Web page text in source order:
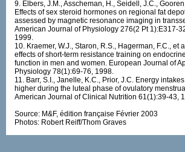
9. Elbers, J.M., Asscheman, H., Seidell, J.C.,
Effects of sex steroid hormones on regional fat
assessed by magnetic resonance imaging in
American Journal of Physiology 276(2 Pt 1):E317-
1999.
10. Kraemer, W.J., Staron, R.S., Hagerman, F.C., et
effects of short-term resistance training on endocrine
function in men and women. European Journal of
Physiology 78(1):69-76, 1998.
11. Barr, S.I., Janelle, K.C., Prior, J.C. Energy
higher during the luteal phase of ovulatory
American Journal of Clinical Nutrition 61(1):39-43,
Source: M&F, édition française Février 2003
Photos: Robert Reiff/Thom Graves